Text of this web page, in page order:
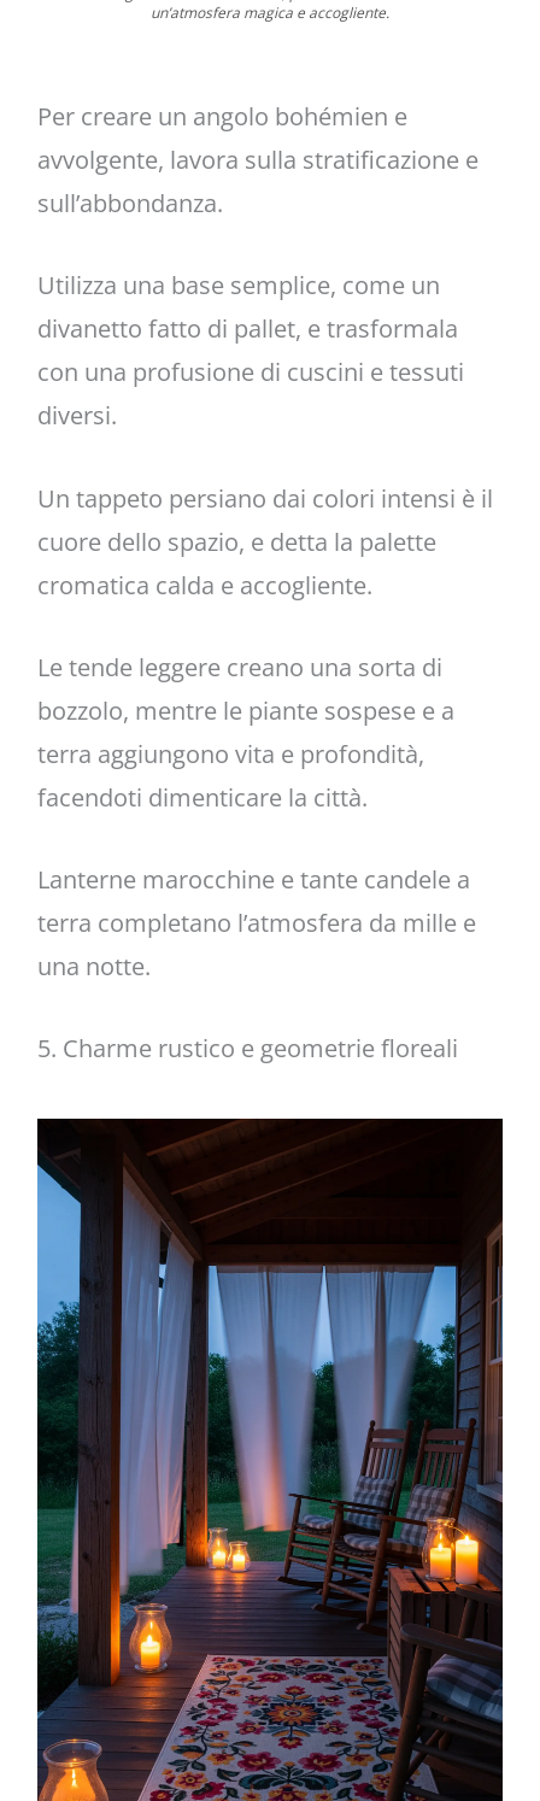
un’atmosfera magica e accogliente.
Per creare un angolo bohémien e
avvolgente, lavora sulla stratificazione e
sull’abbondanza.
Utilizza una base semplice, come un
divanetto fatto di pallet, e trasformala
con una profusione di cuscini e tessuti
diversi.
Un tappeto persiano dai colori intensi è il
cuore dello spazio, e detta la palette
cromatica calda e accogliente.
Le tende leggere creano una sorta di
bozzolo, mentre le piante sospese e a
terra aggiungono vita e profondità,
facendoti dimenticare la città.
Lanterne marocchine e tante candele a
terra completano l’atmosfera da mille e
una notte.
5. Charme rustico e geometrie floreali